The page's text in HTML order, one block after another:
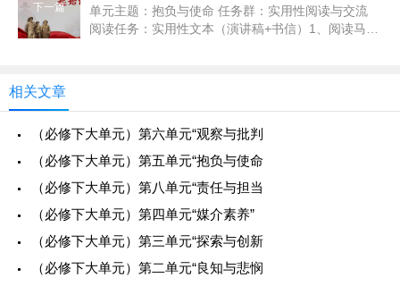
下一篇
单元主题：抱负与使命 任务群：实用性阅读与交流
阅读任务：实用性文本（演讲稿+书信）1、阅读马克
相关文章
（必修下大单元）第六单元“观察与批判
（必修下大单元）第五单元“抱负与使命
（必修下大单元）第八单元“责任与担当
（必修下大单元）第四单元“媒介素养”
（必修下大单元）第三单元“探索与创新
（必修下大单元）第二单元“良知与悲悯